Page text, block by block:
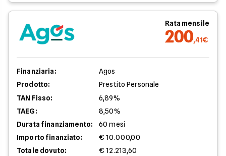
Rata mensile
200,41€
Finanziaria:
Agos
Prodotto:
Prestito Personale
TAN Fisso:
6,89%
TAEG:
8,50%
Durata finanziamento:
60 mesi
Importo finanziato:
€ 10.000,00
Totale dovuto:
€ 12.213,60